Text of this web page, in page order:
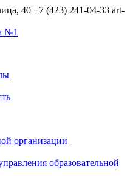
40 +7 (423) 241-04-33 art-
организации
образовательной